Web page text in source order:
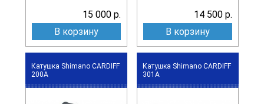
15 000 р.
В корзину
14 500 р.
В корзину
Катушка Shimano CARDIFF
200A
Катушка Shimano CARDIFF
301A